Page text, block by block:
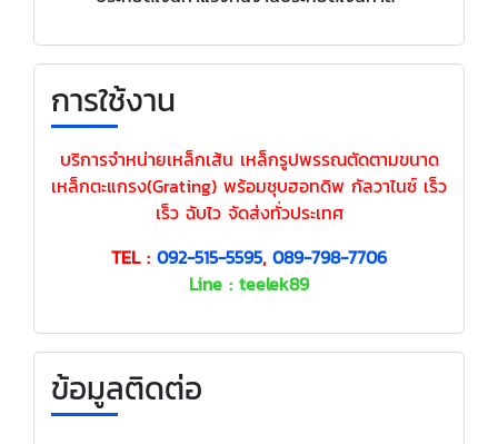
การใช้งาน
บริการจำหน่ายเหล็กเส้น เหล็กรูปพรรณตัดตามขนาด
เหล็กตะแกรง(Grating) พร้อมชุบฮอทดิพ กัลวาไนซ์ เร็ว
เร็ว ฉับไว จัดส่งทั่วประเทศ
TEL : 092-515-5595, 089-798-7706
Line : teelek89
ข้อมูลติดต่อ